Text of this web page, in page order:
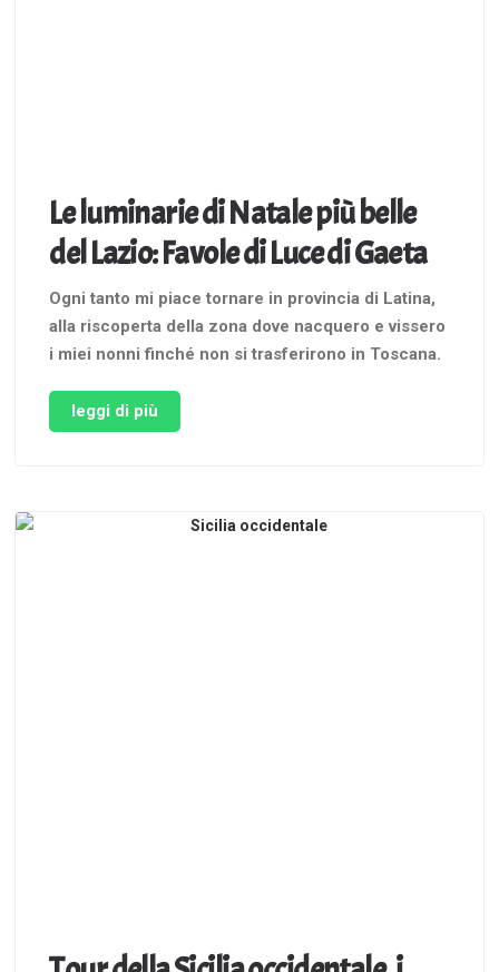
Le luminarie di Natale più belle
del Lazio: Favole di Luce di Gaeta
Ogni tanto mi piace tornare in provincia di Latina,
alla riscoperta della zona dove nacquero e vissero
i miei nonni finché non si trasferirono in Toscana.
essendo passato qualche anno mi era venuta tanta
voglia di tornarci. Recentemente ho scelto …
leggi di più